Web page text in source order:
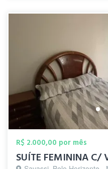
R$ 2.000,00 por mês